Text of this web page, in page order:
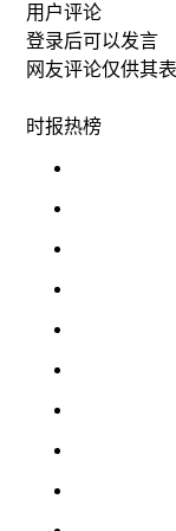
用户评论
登录后可以发言
网友评论仅供其
时报热榜